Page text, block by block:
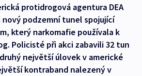
protidrogová agentura DEA
podzemní tunel spojující
který narkomafie používala k
Policisté při akci zabavili 32 tun
největší úlovek v americké
kontraband nalezený v